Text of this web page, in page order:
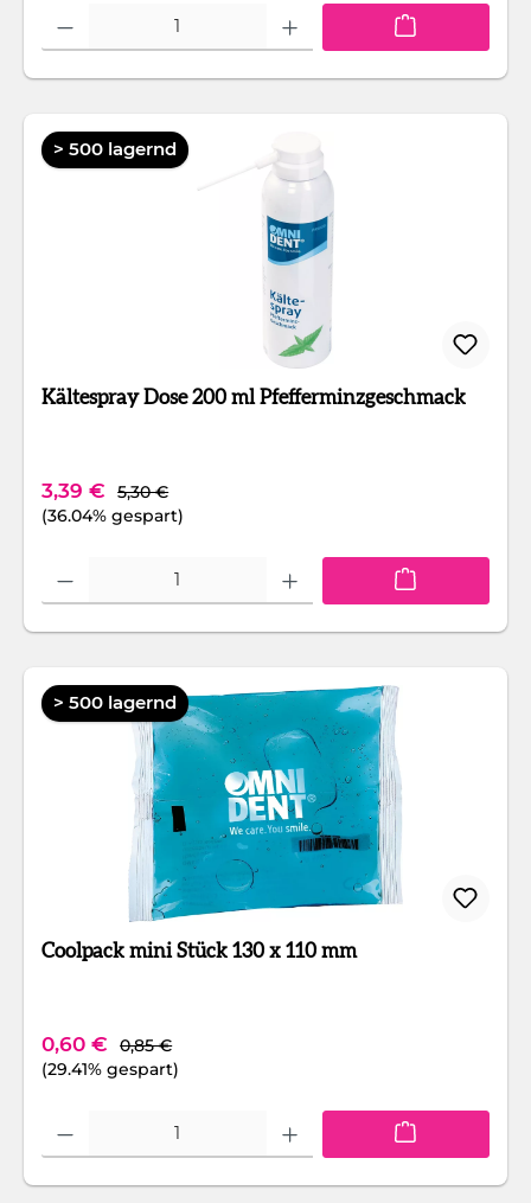
Produkt Anzahl: Gib den gewünschten Wert ein oder benutze die
> 500 lagernd
Kältespray Dose 200 ml Pfefferminzgeschmack
Verkaufspreis:
3,39 € Regulärer Preis:
5,30 €
(36.04% gespart)
Produkt Anzahl: Gib den gewünschten Wert ein oder benutze die
> 500 lagernd
Coolpack mini Stück 130 x 110 mm
Verkaufspreis:
0,60 € Regulärer Preis:
0,85 €
(29.41% gespart)
Produkt Anzahl: Gib den gewünschten Wert ein oder benutze die